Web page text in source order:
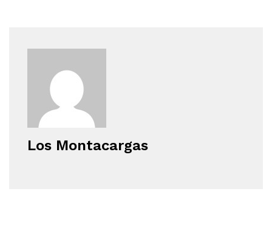
Los Montacargas